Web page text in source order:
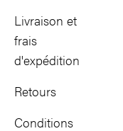
Livraison et
frais
d'expédition
Retours
Conditions